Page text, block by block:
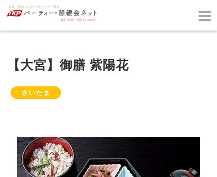
【大宮】御膳 紫陽花
さいたま